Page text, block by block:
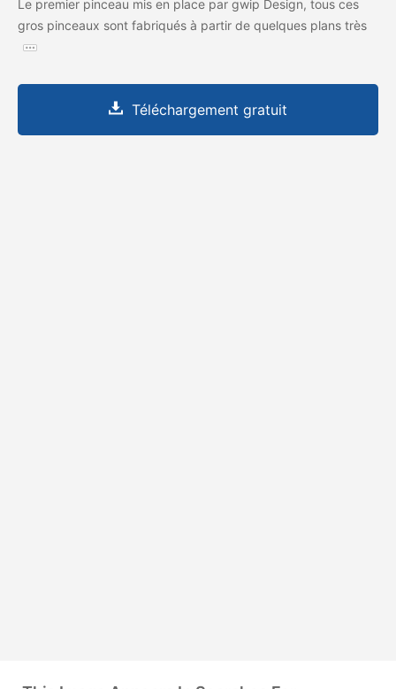
Le premier pinceau mis en place par gwip Design, tous ces
gros pinceaux sont fabriqués à partir de quelques plans très
Téléchargement gratuit